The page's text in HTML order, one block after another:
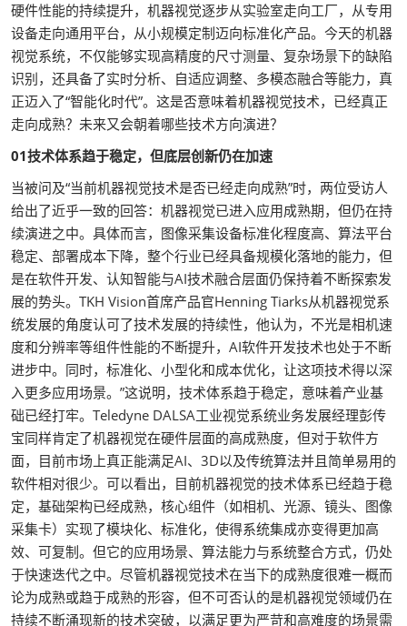
硬件性能的持续提升，机器视觉逐步从实验室走向工厂，从专用
设备走向通用平台，从小规模定制迈向标准化产品。今天的机器
视觉系统，不仅能够实现高精度的尺寸测量、复杂场景下的缺陷
识别，还具备了实时分析、自适应调整、多模态融合等能力，真
正迈入了“智能化时代”。这是否意味着机器视觉技术，已经真正
走向成熟？未来又会朝着哪些技术方向演进？
01技术体系趋于稳定，但底层创新仍在加速
当被问及“当前机器视觉技术是否已经走向成熟”时，两位受访人
给出了近乎一致的回答：机器视觉已进入应用成熟期，但仍在持
续演进之中。具体而言，图像采集设备标准化程度高、算法平台
稳定、部署成本下降，整个行业已经具备规模化落地的能力，但
是在软件开发、认知智能与AI技术融合层面仍保持着不断探索发
展的势头。TKH Vision首席产品官Henning Tiarks从机器视觉系
统发展的角度认可了技术发展的持续性，他认为，不光是相机速
度和分辨率等组件性能的不断提升，AI软件开发技术也处于不断
进步中。同时，标准化、小型化和成本优化，让这项技术得以深
入更多应用场景。”这说明，技术体系趋于稳定，意味着产业基
础已经打牢。Teledyne DALSA工业视觉系统业务发展经理彭传
宝同样肯定了机器视觉在硬件层面的高成熟度，但对于软件方
面，目前市场上真正能满足AI、3D以及传统算法并且简单易用的
软件相对很少。可以看出，目前机器视觉的技术体系已经趋于稳
定，基础架构已经成熟，核心组件（如相机、光源、镜头、图像
采集卡）实现了模块化、标准化，使得系统集成亦变得更加高
效、可复制。但它的应用场景、算法能力与系统整合方式，仍处
于快速迭代之中。尽管机器视觉技术在当下的成熟度很难一概而
论为成熟或趋于成熟的形容，但不可否认的是机器视觉领域仍在
持续不断涌现新的技术突破，以满足更为严苛和高难度的场景需